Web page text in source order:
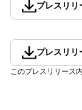
プレスリリ
プレスリリ
このプレスリリース